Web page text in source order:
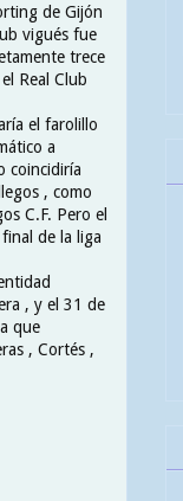
de Gijón
vigués fue
trece
Real Club
el farolillo
a
coincidiría
, como
C.F. Pero el
de la liga
, y el 31 de
que
, Cortés ,